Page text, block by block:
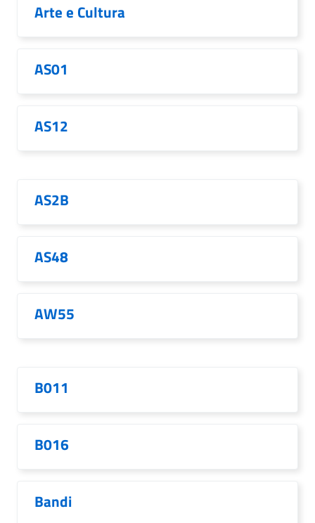
Arte e Cultura
AS01
AS12
AS2B
AS48
AW55
B011
B016
Bandi